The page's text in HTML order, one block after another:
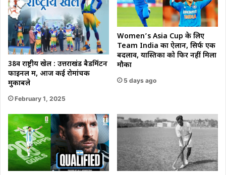
38वें राष्ट्रीय खेल : उत्तराखंड बैडमिंटन
फाइनल में, आज कई रोमांचक
मुकाबले
February 1, 2025
Women’s Asia Cup के लिए
Team India का ऐलान, सिर्फ एक
बदलाव, यास्तिका को फिर नहीं मिला
मौका
5 days ago